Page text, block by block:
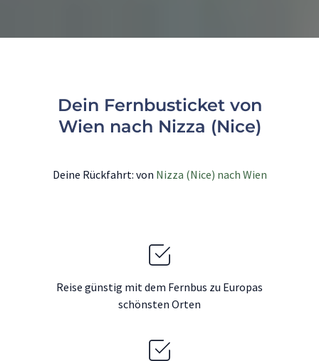
Dein Fernbusticket von
Wien nach Nizza (Nice)
Deine Rückfahrt: von Nizza (Nice) nach Wien
Reise günstig mit dem Fernbus zu Europas
schönsten Orten